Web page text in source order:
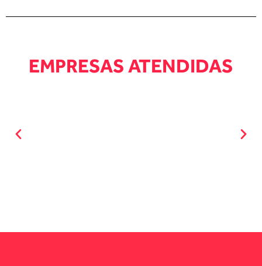
EMPRESAS ATENDIDAS